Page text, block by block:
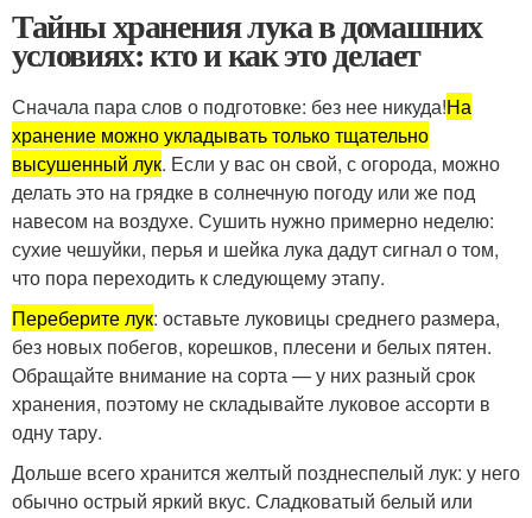
Тайны хранения лука в домашних
условиях: кто и как это делает
Сначала пара слов о подготовке: без нее никуда!На
хранение можно укладывать только тщательно
высушенный лук. Если у вас он свой, с огорода, можно
делать это на грядке в солнечную погоду или же под
навесом на воздухе. Сушить нужно примерно неделю:
сухие чешуйки, перья и шейка лука дадут сигнал о том,
что пора переходить к следующему этапу.
Переберите лук: оставьте луковицы среднего размера,
без новых побегов, корешков, плесени и белых пятен.
Обращайте внимание на сорта — у них разный срок
хранения, поэтому не складывайте луковое ассорти в
одну тару.
Дольше всего хранится желтый позднеспелый лук: у него
обычно острый яркий вкус. Сладковатый белый или